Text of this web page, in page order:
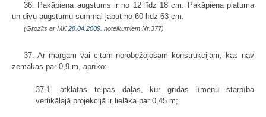
36. Pakāpiena augstums ir no 12 līdz 18 cm. Pakāpiena platuma
un divu augstumu summai jābūt no 60 līdz 63 cm.
(Grozīts ar MK28.04.2009. noteikumiem Nr.377)
37. Ar margām vai citām norobežojošām konstrukcijām, kas nav
zemākas par 0,9 m, aprīko:
37.1. atklātas telpas daļas, kur grīdas līmeņu starpība
vertikālajā projekcijā ir lielāka par 0,45 m;